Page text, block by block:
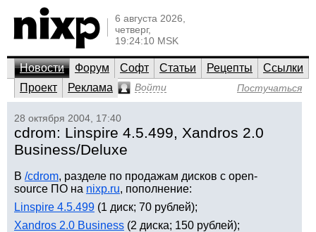
6 августа 2026,
четверг,
19:24:10 MSK
Новости Форум Софт Статьи Рецепты
Ссылки
Проект
Реклама Войти Постучаться
28 октября 2004, 17:40
cdrom: Linspire 4.5.499, Xandros 2.0
Business/Deluxe
В /cdrom, разделе по продажам дисков с open-
source ПО на nixp.ru, пополнение:
Linspire 4.5.499 (1 диск; 70 рублей);
Xandros 2.0 Business (2 диска; 150 рублей);